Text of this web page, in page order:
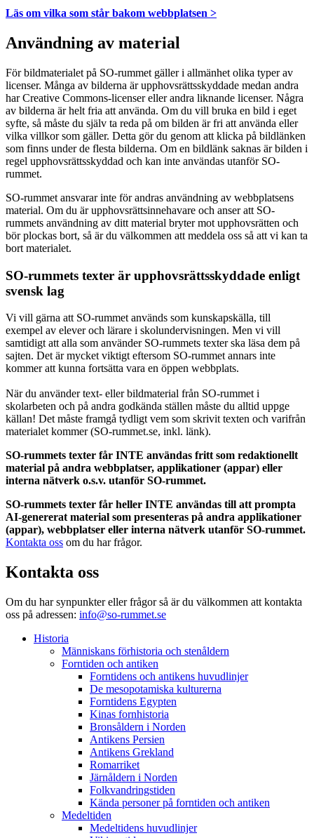
Läs om vilka som står bakom webbplatsen >
Användning av material
För bildmaterialet på SO-rummet gäller i allmänhet olika typer av
licenser. Många av bilderna är upphovsrättsskyddade medan andra
har Creative Commons-licenser eller andra liknande licenser. Några
av bilderna är helt fria att använda. Om du vill bruka en bild i eget
syfte, så måste du själv ta reda på om bilden är fri att använda eller
vilka villkor som gäller. Detta gör du genom att klicka på bildlänken
som finns under de flesta bilderna. Om en bildlänk saknas är bilden i
regel upphovsrättsskyddad och kan inte användas utanför SO-
rummet.
SO-rummet ansvarar inte för andras användning av webbplatsens
material. Om du är upphovsrättsinnehavare och anser att SO-
rummets användning av ditt material bryter mot upphovsrätten och
bör plockas bort, så är du välkommen att meddela oss så att vi kan ta
bort materialet.
SO-rummets texter är upphovsrättsskyddade enligt
svensk lag
Vi vill gärna att SO-rummet används som kunskapskälla, till
exempel av elever och lärare i skolundervisningen. Men vi vill
samtidigt att alla som använder SO-rummets texter ska läsa dem på
sajten. Det är mycket viktigt eftersom SO-rummet annars inte
kommer att kunna fortsätta vara en öppen webbplats.
När du använder text- eller bildmaterial från SO-rummet i
skolarbeten och på andra godkända ställen måste du alltid uppge
källan! Det måste framgå tydligt vem som skrivit texten och varifrån
materialet kommer (SO-rummet.se, inkl. länk).
SO-rummets texter får INTE användas fritt som redaktionellt
material på andra webbplatser, applikationer (appar) eller
interna nätverk o.s.v. utanför SO-rummet.
SO-rummets texter får heller INTE användas till att prompta
AI-genererat material som presenteras på andra applikationer
(appar), webbplatser eller interna nätverk utanför SO-rummet.
Kontakta oss om du har frågor.
Kontakta oss
Om du har synpunkter eller frågor så är du välkommen att kontakta
oss på adressen: info@so-rummet.se
Historia
Människans förhistoria och stenåldern
Forntiden och antiken
Forntidens och antikens huvudlinjer
De mesopotamiska kulturerna
Forntidens Egypten
Kinas fornhistoria
Bronsåldern i Norden
Antikens Persien
Antikens Grekland
Romarriket
Järnåldern i Norden
Folkvandringstiden
Kända personer på forntiden och antiken
Medeltiden
Medeltidens huvudlinjer